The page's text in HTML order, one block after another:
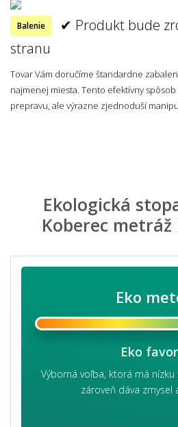
Balenie
✔ Produkt bude
stranu
Tovar Vám doručíme štandardne
najmenej miesta. Tento efektívny
prepravu, ale výrazne zjednoduší
Ekologická
Koberec metráž
Eko
Eko
Výborná voľba, ktorá má
zároveň dáva zmysel